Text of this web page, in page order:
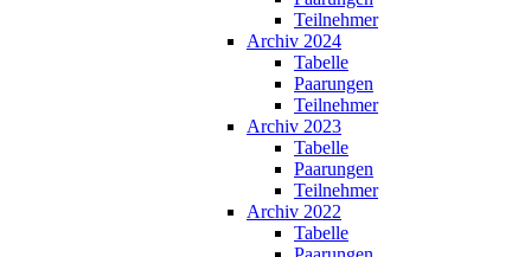
Teilnehmer
Archiv 2024
Tabelle
Paarungen
Teilnehmer
Archiv 2023
Tabelle
Paarungen
Teilnehmer
Archiv 2022
Tabelle